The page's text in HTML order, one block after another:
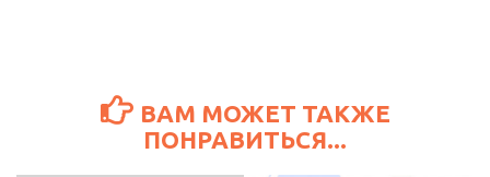
ВАМ МОЖЕТ ТАКЖЕ
ПОНРАВИТЬСЯ...